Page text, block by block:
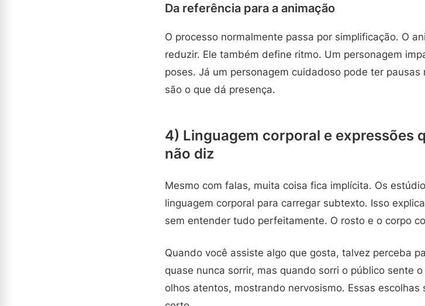
Da referência para a animação
O processo normalmente passa por simplificação. O
reduzir. Ele também define ritmo. Um personagem
poses. Já um personagem cuidadoso pode ter
são o que dá presença.
4) Linguagem corporal e expressões
não diz
Mesmo com falas, muita coisa fica implícita. Os
linguagem corporal para carregar subtexto. Isso
sem entender tudo perfeitamente. O rosto e o corpo
Quando você assiste algo que gosta, talvez perceba
quase nunca sorrir, mas quando sorri o público sente
olhos atentos, mostrando nervosismo. Essas